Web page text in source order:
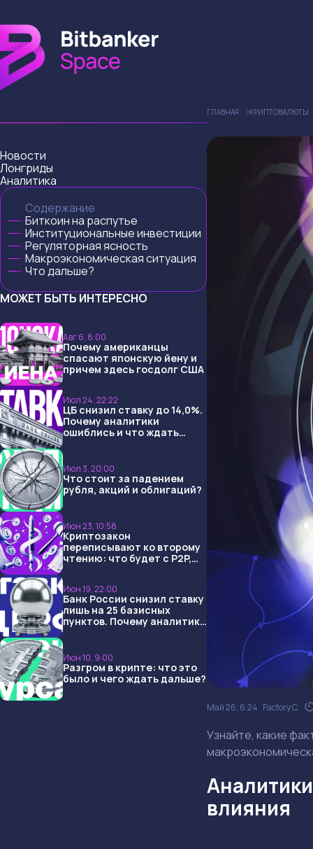
Новости
Лонгриды
Аналитика
Содержание
Биткоин на распутье
Институциональные инвестиции
Регуляторная ясность
Макроэкономическая ситуация
Что дальше?
МОЖЕТ БЫТЬ ИНТЕРЕСНО
Авг 6, 8:00
Почему американцы
спасают японскую йену и
причем здесь госдолг США
Июл 24, 22:22
ЦБ снизил ставку до 14,0%.
Почему аналитики
ошиблись и что ждать
Июл 3, 20:00
Что стоит за падением
рубля, акций и облигаций?
Июн 23, 10:58
Криптозакон
переписывают ко второму
чтению: что будет с P2P,
Июн 19, 22:00
Банк России снизил ставку
лишь на 25 базисных
пунктов. Почему аналитики
Июн 10, 9:00
Разгром в крипте: что это
было и чего ждать дальше?
ГЛАВНАЯ КРИПТОВАЛЮТЫ
Май 26, 6:24 Factory C.
Узнайте, какие
влияния